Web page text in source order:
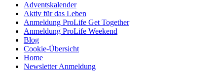
Adventskalender
Aktiv für das Leben
Anmeldung ProLife Get Together
Anmeldung ProLife Weekend
Blog
Cookie-Übersicht
Home
Newsletter Anmeldung